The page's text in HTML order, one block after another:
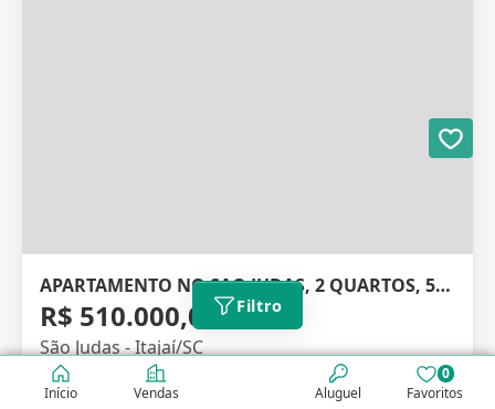
Filtro
APARTAMENTO NO SAO JUDAS, 2 QUARTOS, 50M²
R$ 510.000,00
São Judas - Itajaí/SC
Código: V2544
Início
Vendas Aluguel
0
Favoritos